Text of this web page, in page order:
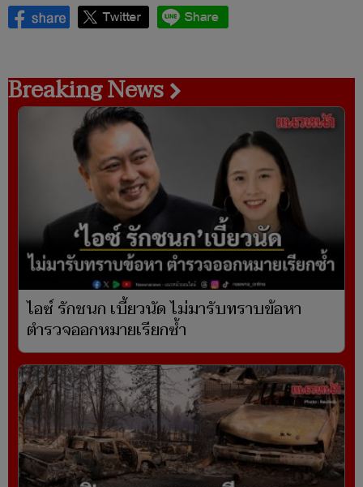
Breaking News
ไอซ์ รักชนก เบี้ยวนัด ไม่มารับทราบข้อหา
ตำรวจออกหมายเรียกซ้ำ